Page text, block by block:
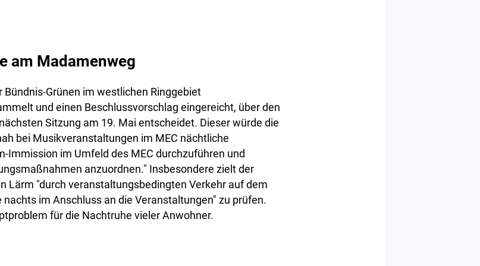
am Madamenweg
Bündnis-Grünen im westlichen Ringgebiet
und einen Beschlussvorschlag eingereicht, über den
Sitzung am 19. Mai entscheidet. Dieser würde die
bei Musikveranstaltungen im MEC nächtliche
Immission im Umfeld des MEC durchzuführen und
anzuordnen." Insbesondere zielt der
Lärm "durch veranstaltungsbedingten Verkehr auf dem
im Anschluss an die Veranstaltungen" zu prüfen.
für die Nachtruhe vieler Anwohner.